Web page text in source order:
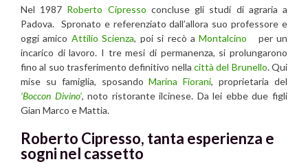
Nel 1987 Roberto Cipresso concluse gli studi di agraria a
Padova. Spronato e referenziato dall’allora suo professore e
oggi amico Attilio Scienza, poi si recò aMontalcino
per un
incarico di lavoro. I tre mesi di permanenza, si prolungarono
fino al suo trasferimento definitivo nella città del Brunello. Qui
mise su famiglia, sposandoMarina Fiorani, proprietaria del
‘Boccon Divino’, noto ristorante ilcinese. Da lei ebbe due figli
Gian Marco e Mattia.
Roberto Cipresso, tanta esperienza e
sogni nel cassetto